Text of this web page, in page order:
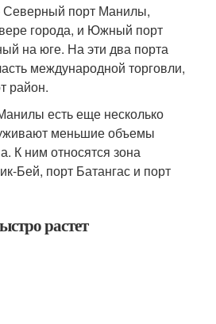
Северный порт Манилы,
города, и Южный порт
на юге. На эти два порта
международной торговли,
район.
есть еще несколько
меньшие объемы
К ним относятся зона
Бей, порт Батангас и порт
растет